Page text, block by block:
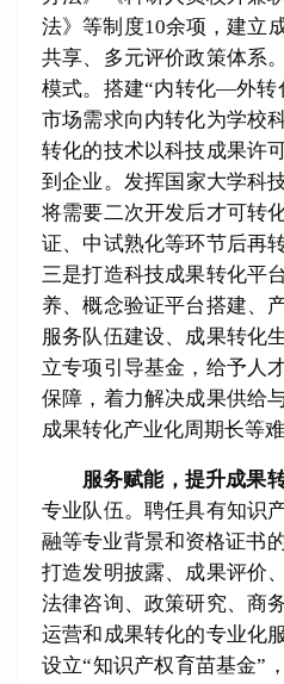
法》等制度10余项，建立
共享、多元评价政策体系
模式。搭建“内转化—外转
市场需求向内转化为学校
转化的技术以科技成果许
到企业。发挥国家大学科
将需要二次开发后才可转
证、中试熟化等环节后再
三是打造科技成果转化平
养、概念验证平台搭建、
服务队伍建设、成果转化
立专项引导基金，给予人
保障，着力解决成果供给
成果转化产业化周期长等难
服务赋能，提升成果
专业队伍。聘任具有知识
融等专业背景和资格证书
打造发明披露、成果评价
法律咨询、政策研究、商
运营和成果转化的专业化
设立“知识产权育苗基金”